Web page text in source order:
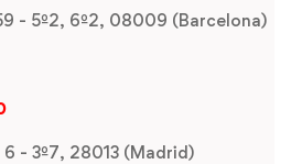
- 5º2, 6º2, 08009 (Barcelona)
- 3º7, 28013 (Madrid)